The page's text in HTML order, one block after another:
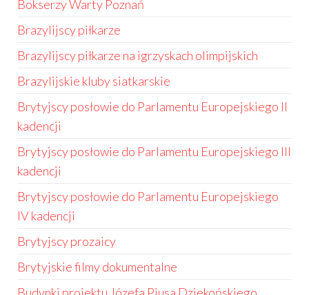
Bokserzy Warty Poznań
Brazylijscy piłkarze
Brazylijscy piłkarze na igrzyskach olimpijskich
Brazylijskie kluby siatkarskie
Brytyjscy posłowie do Parlamentu Europejskiego II
kadencji
Brytyjscy posłowie do Parlamentu Europejskiego III
kadencji
Brytyjscy posłowie do Parlamentu Europejskiego
IV kadencji
Brytyjscy prozaicy
Brytyjskie filmy dokumentalne